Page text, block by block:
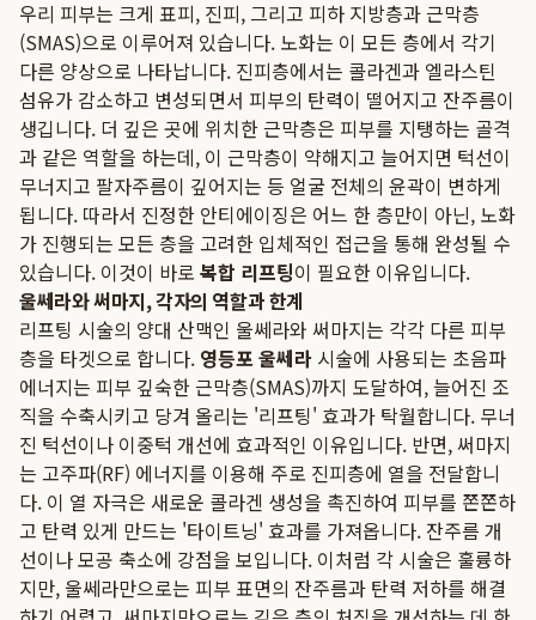
우리 피부는 크게 표피, 진피, 그리고 피하 지방층과 근막층
(SMAS)으로 이루어져 있습니다. 노화는 이 모든 층에서 각기
다른 양상으로 나타납니다. 진피층에서는 콜라겐과 엘라스틴
섬유가 감소하고 변성되면서 피부의 탄력이 떨어지고 잔주름이
생깁니다. 더 깊은 곳에 위치한 근막층은 피부를 지탱하는 골격
과 같은 역할을 하는데, 이 근막층이 약해지고 늘어지면 턱선이
무너지고 팔자주름이 깊어지는 등 얼굴 전체의 윤곽이 변하게
됩니다. 따라서 진정한 안티에이징은 어느 한 층만이 아닌, 노화
가 진행되는 모든 층을 고려한 입체적인 접근을 통해 완성될 수
있습니다. 이것이 바로 복합 리프팅이 필요한 이유입니다.
울쎄라와 써마지, 각자의 역할과 한계
리프팅 시술의 양대 산맥인 울쎄라와 써마지는 각각 다른 피부
층을 타겟으로 합니다. 영등포 울쎄라 시술에 사용되는 초음파
에너지는 피부 깊숙한 근막층(SMAS)까지 도달하여, 늘어진 조
직을 수축시키고 당겨 올리는 '리프팅' 효과가 탁월합니다. 무너
진 턱선이나 이중턱 개선에 효과적인 이유입니다. 반면, 써마지
는 고주파(RF) 에너지를 이용해 주로 진피층에 열을 전달합니
다. 이 열 자극은 새로운 콜라겐 생성을 촉진하여 피부를 쫀쫀하
고 탄력 있게 만드는 '타이트닝' 효과를 가져옵니다. 잔주름 개
선이나 모공 축소에 강점을 보입니다. 이처럼 각 시술은 훌륭하
지만, 울쎄라만으로는 피부 표면의 잔주름과 탄력 저하를 해결